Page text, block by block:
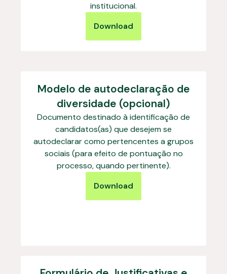
institucional.
Download
Modelo de autodeclaração de
diversidade (opcional)
Documento destinado à identificação de
candidatos(as) que desejem se
autodeclarar como pertencentes a grupos
sociais (para efeito de pontuação no
processo, quando pertinente).
Download